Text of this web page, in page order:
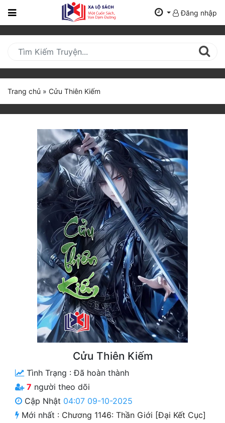
Trang
Mới
Cập
Nhật
(current)
Truyện Mới Ra
Hoàn Thành
Truyện Convert
Truyện Dịch
Truyện Nhập Môn
Truyện ngắn
Cung Đấu
Cạnh Kỹ
Đăng nhập
Trang chủ » Cửu Thiên Kiếm
Cửu Thiên Kiếm
Tình Trạng :Đã hoàn thành
7 người theo dõi
Cập Nhật 04:07 09-10-2025
Mới nhất : Chương 1146: Thần Giới [Đại Kết Cục]